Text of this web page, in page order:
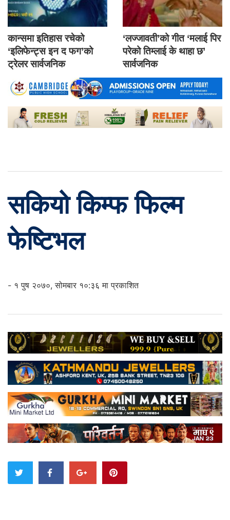
कान्समा इतिहास रचेको
‘इलिफेन्ट्स इन द फग’को
ट्रेलर सार्वजनिक
‘लज्जावती’को गीत ‘मलाई पिर
परेको तिम्लाई के थाहा छ’
सार्वजनिक
सकियो किम्फ फिल्म
फेष्टिभल
- १ पुष २०७०, सोमबार १०:३६ मा प्रकाशित